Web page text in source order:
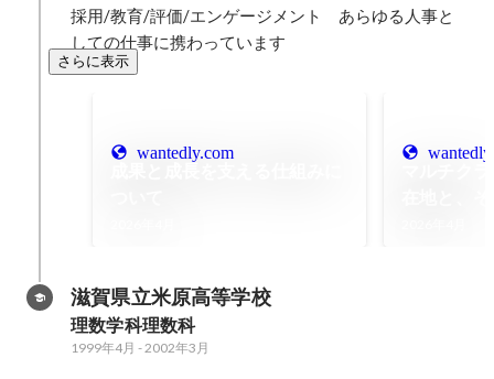
採用/教育/評価/エンゲージメント　あらゆる人事と
しての仕事に携わっています
さらに表示
wantedly.com
滋賀県立米原高等学校
理数学科理数科
1999年4月 - 2002年3月